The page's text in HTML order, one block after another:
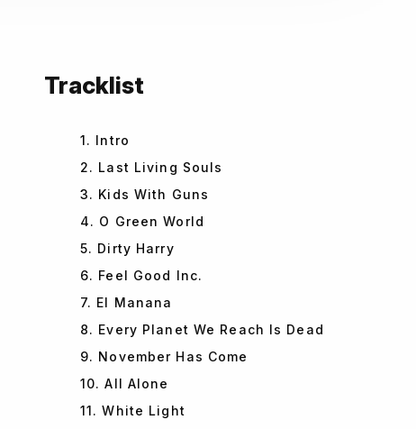
Tracklist
1. Intro
2. Last Living Souls
3. Kids With Guns
4. O Green World
5. Dirty Harry
6. Feel Good Inc.
7. El Manana
8. Every Planet We Reach Is Dead
9. November Has Come
10. All Alone
11. White Light